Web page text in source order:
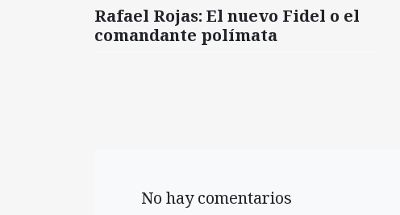
Rafael Rojas: El nuevo Fidel o el
comandante polímata
No hay comentarios